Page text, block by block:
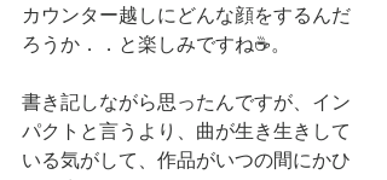
カウンター越しにどんな顔をするんだ
ろうか．．と楽しみですね☕。
書き記しながら思ったんですが、イン
パクトと言うより、曲が生き生きして
いる気がして、作品がいつの間にかひ